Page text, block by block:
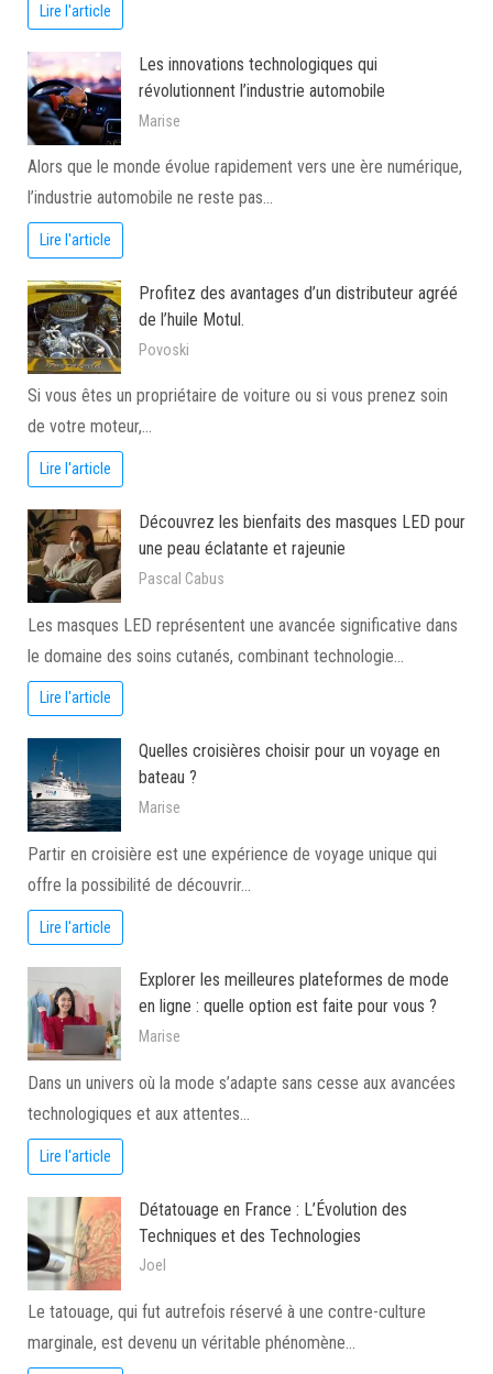
Lire l'article
Les innovations technologiques qui
révolutionnent l’industrie automobile
Marise
Alors que le monde évolue rapidement vers une ère numérique,
l’industrie automobile ne reste pas…
Lire l'article
Profitez des avantages d’un distributeur agréé
de l’huile Motul.
Povoski
Si vous êtes un propriétaire de voiture ou si vous prenez soin
de votre moteur,…
Lire l'article
Découvrez les bienfaits des masques LED pour
une peau éclatante et rajeunie
Pascal Cabus
Les masques LED représentent une avancée significative dans
le domaine des soins cutanés, combinant technologie…
Lire l'article
Quelles croisières choisir pour un voyage en
bateau ?
Marise
Partir en croisière est une expérience de voyage unique qui
offre la possibilité de découvrir…
Lire l'article
Explorer les meilleures plateformes de mode
en ligne : quelle option est faite pour vous ?
Marise
Dans un univers où la mode s’adapte sans cesse aux avancées
technologiques et aux attentes…
Lire l'article
Détatouage en France : L’Évolution des
Techniques et des Technologies
Joel
Le tatouage, qui fut autrefois réservé à une contre-culture
marginale, est devenu un véritable phénomène…